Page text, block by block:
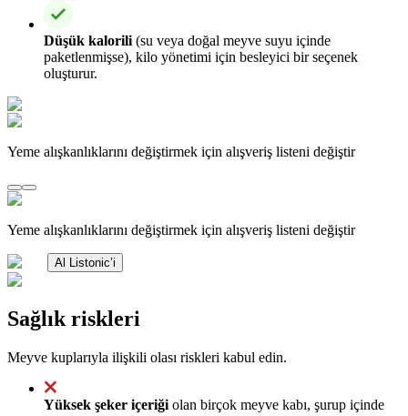
Düşük kalorili (su veya doğal meyve suyu içinde
paketlenmişse), kilo yönetimi için besleyici bir seçenek
oluşturur.
Yeme alışkanlıklarını değiştirmek için alışveriş listeni değiştir
Yeme alışkanlıklarını değiştirmek için alışveriş listeni değiştir
Al Listonic’i
Sağlık riskleri
Meyve kuplarıyla ilişkili olası riskleri kabul edin.
Yüksek şeker içeriği olan birçok meyve kabı, şurup içinde